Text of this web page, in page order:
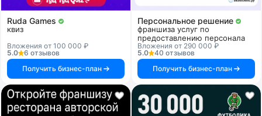
Ruda Games
квиз
Вложения от 100 000 ₽
5.0
6 отзывов
Получить бизнес-план
Персональное решение
франшиза услуг по
предоставлению персонала
Вложения от 290 000 ₽
5.0
40 отзывов
Получить бизнес-план